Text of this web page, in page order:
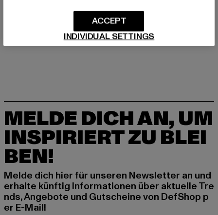
PFLEGEHINWEISE
LIEFERUNG & RÜCKGABE
MELDE DICH AN, UM
INSPIRIERT ZU BLEI
BEN!
Melde dich hier für unseren Newsletter an und
erhalte künftig Informationen über aktuelle Tre
nds, Angebote und Gutscheine von DefShop p
er E-Mail!
INDIVIDUAL SETTINGS
ACCEPT